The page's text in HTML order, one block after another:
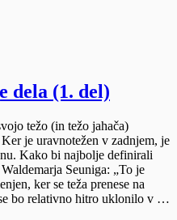
dela (1. del)
težo (in težo jahača)
je uravnotežen v zadnjem, je
Kako bi najbolje definirali
Seuniga: „To je
ker se teža prenese na
bo relativno hitro uklonilo v …